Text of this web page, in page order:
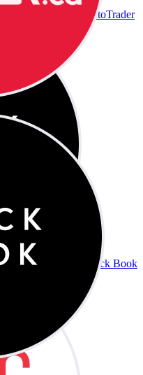
AutoTrader
Black Book